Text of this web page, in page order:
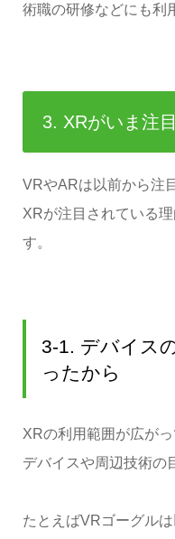
術職の研修などにも利
3. XRがいま注
VRやARは以前から注
XRが注目されている
す。
3-1. デバイス
ったから
XRの利用範囲が広が
デバイスや周辺技術の
たとえばVRゴーグル